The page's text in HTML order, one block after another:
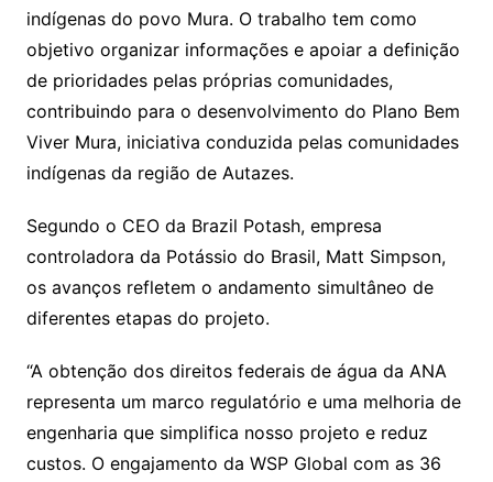
indígenas do povo Mura. O trabalho tem como
objetivo organizar informações e apoiar a definição
de prioridades pelas próprias comunidades,
contribuindo para o desenvolvimento do Plano Bem
Viver Mura, iniciativa conduzida pelas comunidades
indígenas da região de Autazes.
Segundo o CEO da Brazil Potash, empresa
controladora da Potássio do Brasil, Matt Simpson,
os avanços refletem o andamento simultâneo de
diferentes etapas do projeto.
“A obtenção dos direitos federais de água da ANA
representa um marco regulatório e uma melhoria de
engenharia que simplifica nosso projeto e reduz
custos. O engajamento da WSP Global com as 36